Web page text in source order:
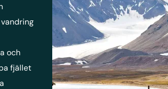
och
fjället